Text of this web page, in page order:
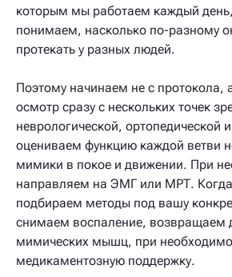
которым мы работаем каждый
понимаем, насколько по-разному
протекать у разных людей.
Поэтому начинаем не с протокола,
осмотр сразу с нескольких точек
неврологической, ортопедической
оцениваем функцию каждой ветви
мимики в покое и движении. При
направляем на ЭМГ или МРТ.
подбираем методы под вашу
снимаем воспаление, возвращаем
мимических мышц, при
медикаментозную поддержку.